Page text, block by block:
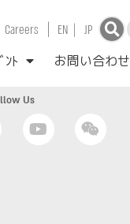
Careers | EN | JP
ﾝﾄ お問い合わせ
Us